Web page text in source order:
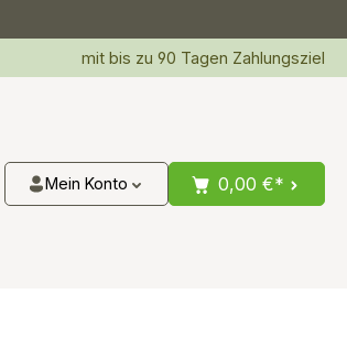
mit bis zu 90 Tagen Zahlungsziel
Mein Konto 0,00 €*